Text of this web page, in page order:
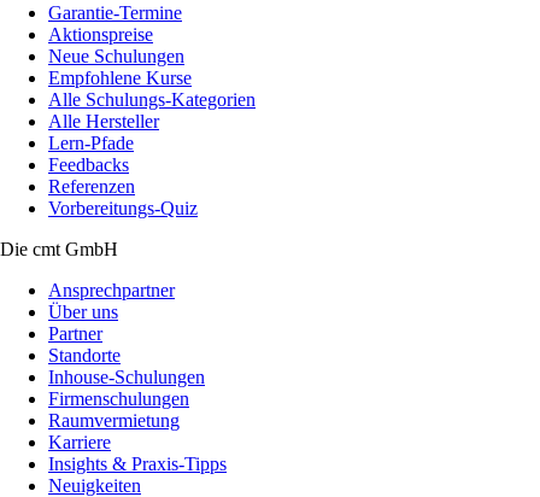
Garantie-Termine
Aktionspreise
Neue Schulungen
Empfohlene Kurse
Alle Schulungs-Kategorien
Alle Hersteller
Lern-Pfade
Feedbacks
Referenzen
Vorbereitungs-Quiz
Die cmt GmbH
Ansprechpartner
Über uns
Partner
Standorte
Inhouse-Schulungen
Firmenschulungen
Raumvermietung
Karriere
Insights & Praxis-Tipps
Neuigkeiten